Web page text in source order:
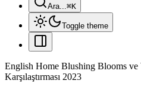
Ara...⌘K
Toggle theme
English Home Blushing Blooms ve
Karşılaştırması 2023